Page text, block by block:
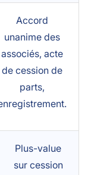
Accord
unanime des
associés, acte
de cession de
parts,
Plus-value
sur cession